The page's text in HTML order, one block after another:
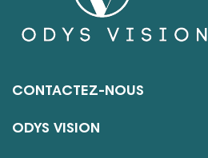
CONTACTEZ-NOUS
ODYS VISION